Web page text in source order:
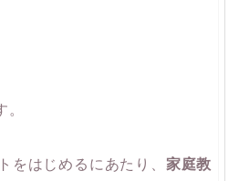
をはじめるにあたり、 家庭教